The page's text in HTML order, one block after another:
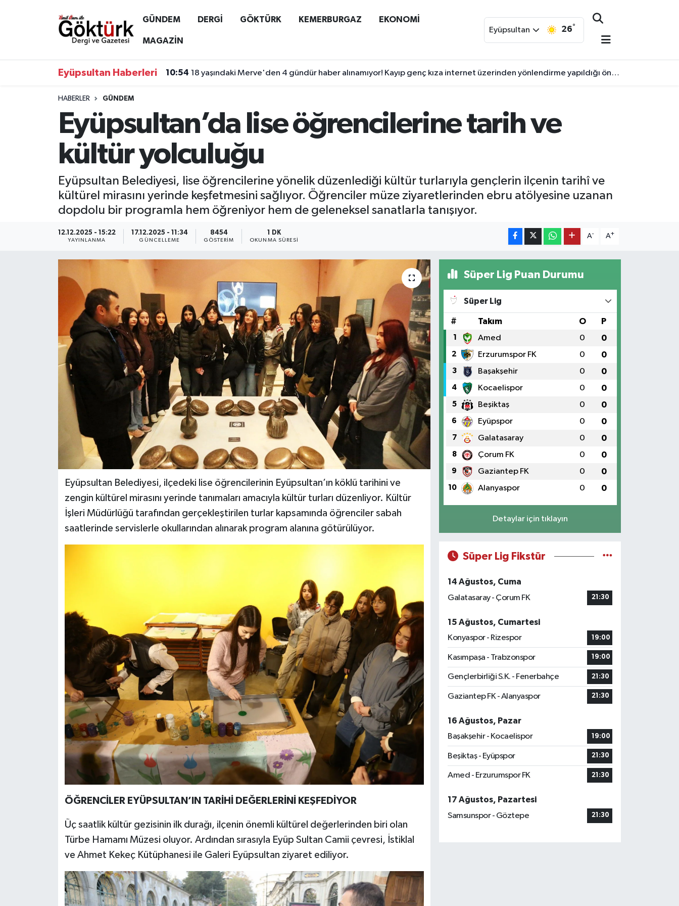
GÜNDEM DERGİ GÖKTÜRK KEMERBURGAZ EKONOMİ
MAGAZİN
Eyüpsultan 26°
Eyüpsultan Haberleri 10:54 18 yaşındaki Merve'den 4 gündür haber alınamıyor! Kayıp genç kıza internet üzerinden yönlendirme yapıldığı öne sürüldü.
HABERLER GÜNDEM
Eyüpsultan’da lise öğrencilerine tarih ve
kültür yolculuğu
Eyüpsultan Belediyesi, lise öğrencilerine yönelik düzenlediği kültür turlarıyla gençlerin ilçenin tarihî ve
kültürel mirasını yerinde keşfetmesini sağlıyor. Öğrenciler müze ziyaretlerinden ebru atölyesine uzanan
dopdolu bir programla hem öğreniyor hem de geleneksel sanatlarla tanışıyor.
12.12.2025 - 15:22
YAYINLANMA
17.12.2025 - 11:34
GÜNCELLEME
8454
GÖSTERIM
1 DK
OKUNMA SÜRESI
A- A+
Eyüpsultan Belediyesi, ilçedeki lise öğrencilerinin Eyüpsultan’ın köklü tarihini ve
zengin kültürel mirasını yerinde tanımaları amacıyla kültür turları düzenliyor. Kültür
İşleri Müdürlüğü tarafından gerçekleştirilen turlar kapsamında öğrenciler sabah
saatlerinde servislerle okullarından alınarak program alanına götürülüyor.
ÖĞRENCİLER EYÜPSULTAN’IN TARİHİ DEĞERLERİNİ KEŞFEDİYOR
Üç saatlik kültür gezisinin ilk durağı, ilçenin önemli kültürel değerlerinden biri olan
Türbe Hamamı Müzesi oluyor. Ardından sırasıyla Eyüp Sultan Camii çevresi, İstiklal
ve Ahmet Kekeç Kütüphanesi ile Galeri Eyüpsultan ziyaret ediliyor.
Süper Lig Puan Durumu
Süper Lig
# Takım O P
1 Amed 0 0
2 Erzurumspor FK 0 0
3 Başakşehir 0 0
4 Kocaelispor 0 0
5 Beşiktaş 0 0
6 Eyüpspor 0 0
7 Galatasaray 0 0
8 Çorum FK 0 0
9 Gaziantep FK 0 0
10 Alanyaspor 0 0
Detaylar için tıklayın
Süper Lig Fikstür
14 Ağustos, Cuma
Galatasaray - Çorum FK
21:30
15 Ağustos, Cumartesi
Konyaspor - Rizespor
19:00
Kasımpaşa - Trabzonspor 19:00
Gençlerbirliği S.K. - Fenerbahçe 21:30
Gaziantep FK - Alanyaspor 21:30
16 Ağustos, Pazar
Başakşehir - Kocaelispor
19:00
Beşiktaş - Eyüpspor 21:30
Amed - Erzurumspor FK 21:30
17 Ağustos, Pazartesi
Samsunspor - Göztepe
21:30
Anne Çocuk
GÖKTÜRK
KEMERBURGAZ
ÖZEL HABER
SAĞLIK
TEKNOLOJİ
Eyüpsultan Hava Durumu
Tüm Manşetler
Son Dakika Haberleri